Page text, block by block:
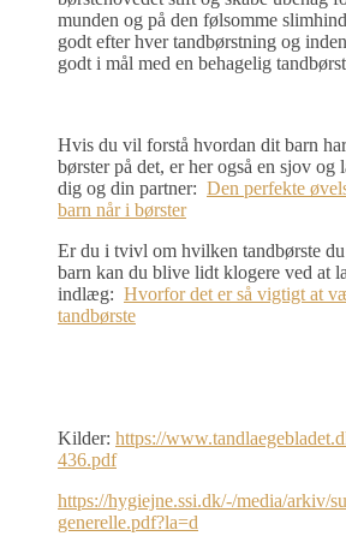
munden og på den følsomme
godt efter hver tandbørstning og
godt i mål med en behagelig
Hvis du vil forstå hvordan dit barn
børster på det, er her også en sjov
dig og din partner: Den perfekte
barn når i børster
Er du i tvivl om hvilken tandbørste
barn kan du blive lidt klogere ved at
indlæg: Hvorfor det er så vigtigt at
tandbørste
Kilder: https://
436.pdf
https://hygiejne.ssi.dk/-/media/arkiv/
generelle.pdf?la=d